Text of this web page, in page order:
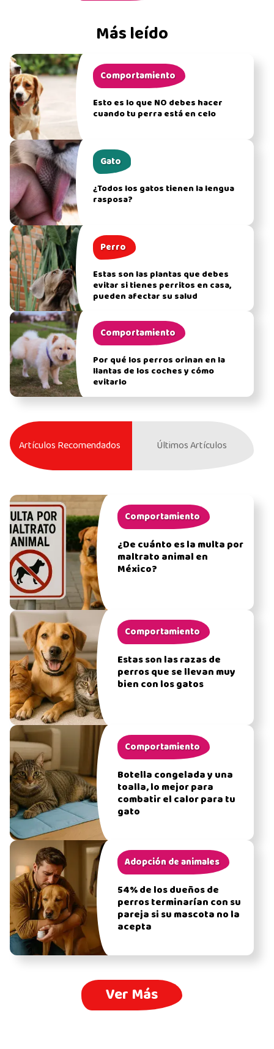
Más leído
Comportamiento
Esto es lo que NO debes hacer
cuando tu perra está en celo
Gato
¿Todos los gatos tienen la lengua
rasposa?
Perro
Estas son las plantas que debes
evitar si tienes perritos en casa,
pueden afectar su salud
Comportamiento
Por qué los perros orinan en la
llantas de los coches y cómo
evitarlo
Artículos Recomendados Últimos Artículos
Comportamiento
¿De cuánto es la multa por
maltrato animal en
México?
Comportamiento
Estas son las razas de
perros que se llevan muy
bien con los gatos
Comportamiento
Botella congelada y una
toalla, lo mejor para
combatir el calor para tu
gato
Adopción de animales
54% de los dueños de
perros terminarían con su
pareja si su mascota no la
acepta
Ver Más